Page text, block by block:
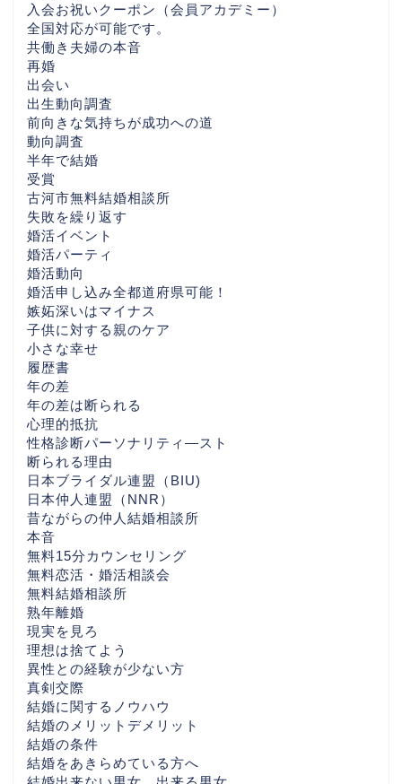
入会お祝いクーポン（会員アカデミー）
全国対応が可能です。
共働き夫婦の本音
再婚
出会い
出生動向調査
前向きな気持ちが成功への道
動向調査
半年で結婚
受賞
古河市無料結婚相談所
失敗を繰り返す
婚活イベント
婚活パーティ
婚活動向
婚活申し込み全都道府県可能！
嫉妬深いはマイナス
子供に対する親のケア
小さな幸せ
履歴書
年の差
年の差は断られる
心理的抵抗
性格診断パーソナリティ―スト
断られる理由
日本ブライダル連盟（BIU)
日本仲人連盟（NNR）
昔ながらの仲人結婚相談所
本音
無料15分カウンセリング
無料恋活・婚活相談会
無料結婚相談所
熟年離婚
現実を見ろ
理想は捨てよう
異性との経験が少ない方
真剣交際
結婚に関するノウハウ
結婚のメリットデメリット
結婚の条件
結婚をあきらめている方へ
んでほしい話 （30代後